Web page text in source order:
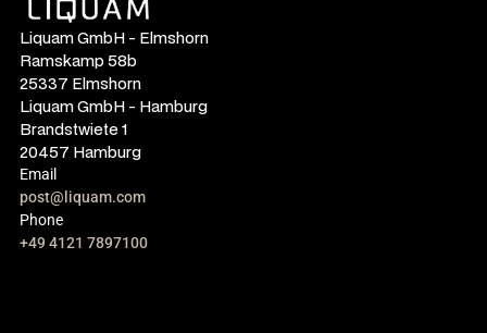
Liquam GmbH - Elmshorn
Ramskamp 58b
25337 Elmshorn
Liquam GmbH - Hamburg
Brandstwiete 1
20457 Hamburg
Email
post@liquam.com
Phone
+49 4121 7897100